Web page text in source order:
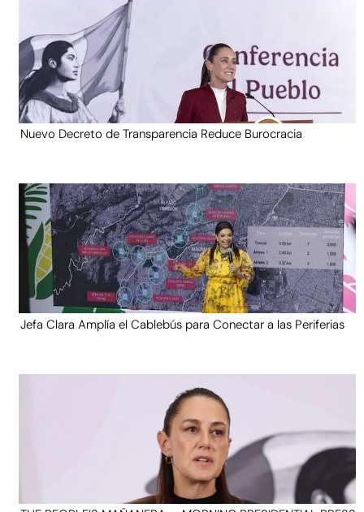
Nuevo Decreto de Transparencia Reduce Burocracia
Jefa Clara Amplía el Cablebús para Conectar a las Periferias